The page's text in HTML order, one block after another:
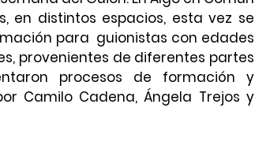
en distintos espacios, esta vez se
para  guionistas con edades
provenientes de diferentes partes
procesos de formación y
Camilo Cadena, Ángela Trejos y